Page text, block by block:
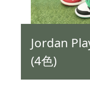
Jordan
(4色)